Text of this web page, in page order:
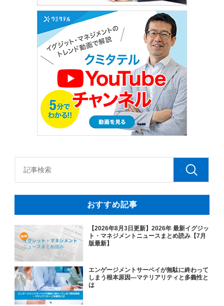
おすすめ記事
【2026年8月3日更新】2026年 最新イグジッ
ト・マネジメントニュースまとめ読み【7月
版最新】
エンゲージメントサーベイが無駄に終わって
しまう根本原因―マテリアリティと多義性と
は